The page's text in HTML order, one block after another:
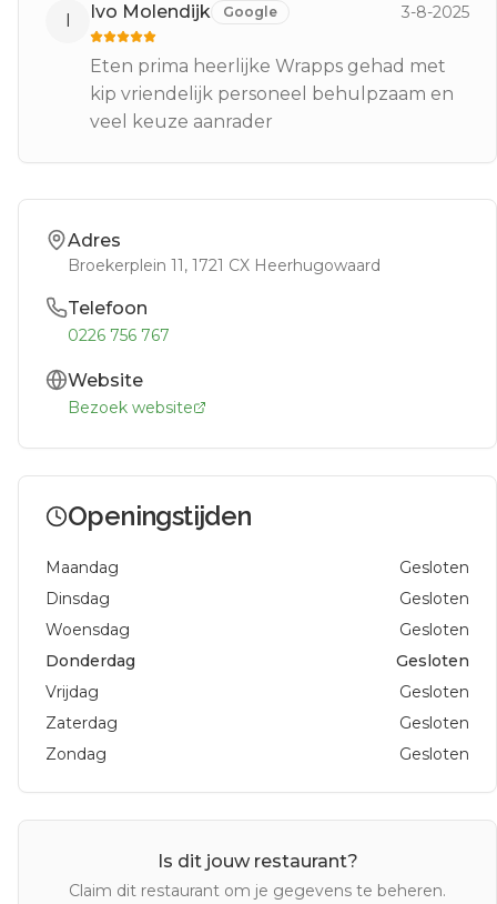
I Ivo Molendijk Google 3-8-2025
Eten prima heerlijke Wrapps gehad met
kip vriendelijk personeel behulpzaam en
veel keuze aanrader
Adres
Broekerplein 11, 1721 CX Heerhugowaard
Telefoon
0226 756 767
Website
Bezoek website
Openingstijden
Maandag
Gesloten
Dinsdag
Gesloten
Woensdag
Gesloten
Donderdag
Gesloten
Vrijdag
Gesloten
Zaterdag
Gesloten
Zondag
Gesloten
Is dit jouw restaurant?
Claim dit restaurant om je gegevens te beheren.